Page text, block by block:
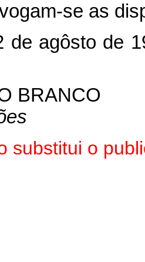
se as
de agôsto de
BRANCO
substitui o